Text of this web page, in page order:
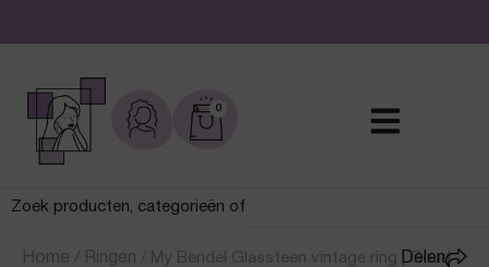
De leukste sieraden online en in de winkel
0
Home / Ringen / My Bendel Glassteen vintage ring | Goud
Delen